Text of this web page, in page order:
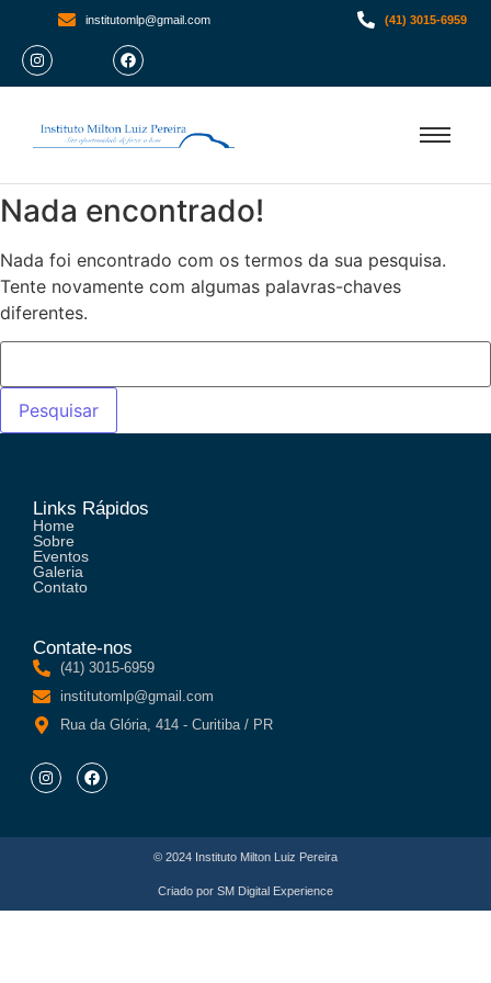
institutomlp@gmail.com (41) 3015-6959
Nada encontrado!
Nada foi encontrado com os termos da sua pesquisa.
Tente novamente com algumas palavras-chaves
diferentes.
Links Rápidos
Home
Sobre
Eventos
Galeria
Contato
Contate-nos
(41) 3015-6959
institutomlp@gmail.com
Rua da Glória, 414 - Curitiba / PR
© 2024 Instituto Milton Luiz Pereira
Criado por SM Digital Experience